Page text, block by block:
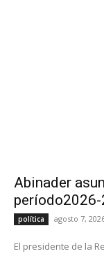
Abinader
política agosto 7,
El presidente de la